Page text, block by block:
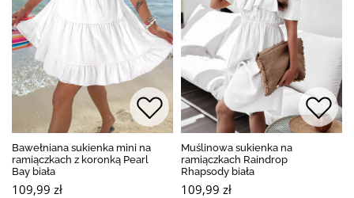
Bawełniana sukienka mini na
ramiączkach z koronką Pearl
Bay biała
109,99 zł
Muślinowa sukienka na
ramiączkach Raindrop
Rhapsody biała
109,99 zł